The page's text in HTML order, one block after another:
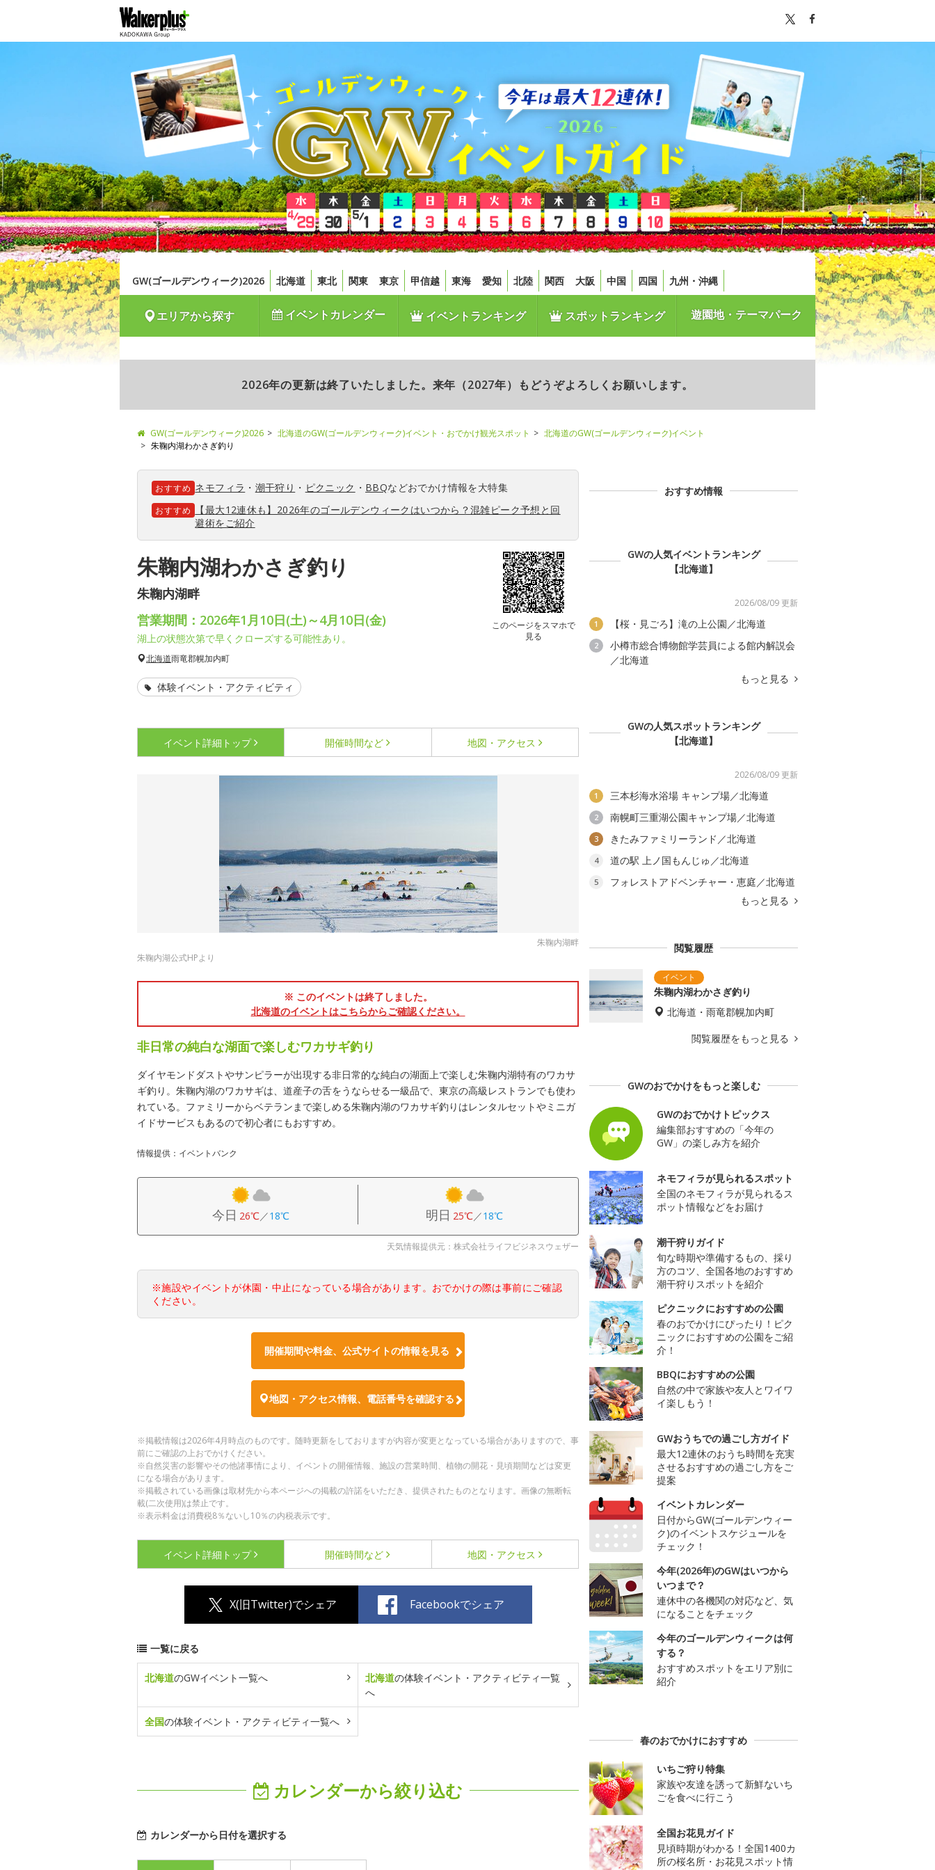
GW(ゴールデンウィーク)2026 北海道 東北 関東 東京 甲信越 東海 愛知 北陸 関西 大阪 中国 四国 九州・沖縄
エリアから探す イベントカレンダー イベントランキング スポットランキング 遊園地・テーマパーク
2026年の更新は終了いたしました。来年（2027年）もどうぞよろしくお願いします。
GW(ゴールデンウィーク)2026 北海道のGW(ゴールデンウィーク)イベント・おでかけ観光スポット
北海道のGW(ゴールデンウィーク)イベント
朱鞠内湖わかさぎ釣り
おすすめ ネモフィラ ・ 潮干狩り ・ ピクニック ・ BBQなどおでかけ情報を大特集
おすすめ
【最大12連休も】2026年のゴールデンウィークはいつから？混雑ピーク予想と回
避術をご紹介
朱鞠内湖わかさぎ釣り
朱鞠内湖畔
このページをスマホで
見る
営業期間：2026年1月10日(土)～4月10日(金)
湖上の状態次第で早くクローズする可能性あり。
北海道雨竜郡幌加内町
体験イベント・アクティビティ
イベント詳細 トップ 開催時間など 地図・アクセス
朱鞠内湖畔
朱鞠内湖公式HPより
※ このイベントは終了しました。
北海道のイベントはこちらからご確認ください。
非日常の純白な湖面で楽しむワカサギ釣り
ダイヤモンドダストやサンピラーが出現する非日常的な純白の湖面上で楽しむ朱鞠内湖特有のワカサ
ギ釣り。朱鞠内湖のワカサギは、道産子の舌をうならせる一級品で、東京の高級レストランでも使わ
れている。ファミリーからベテランまで楽しめる朱鞠内湖のワカサギ釣りはレンタルセットやミニガ
イドサービスもあるので初心者にもおすすめ。
情報提供：イベントバンク
今日 26℃／18℃ 明日 25℃／18℃
天気情報提供元：株式会社ライフビジネスウェザー
※施設やイベントが休園・中止になっている場合があります。おでかけの際は事前にご確認
ください。
開催期間や料金、公式サイトの情報を見る
地図・アクセス情報、電話番号を確認する
※掲載情報は2026年4月時点のものです。随時更新をしておりますが内容が変更となっている場合がありますので、事
前にご確認の上おでかけください。
※自然災害の影響やその他諸事情により、イベントの開催情報、施設の営業時間、植物の開花・見頃期間などは変更
になる場合があります。
※掲載されている画像は取材先から本ページへの掲載の許諾をいただき、提供されたものとなります。画像の無断転
載(二次使用)は禁止です。
※表示料金は消費税8％ないし10％の内税表示です。
イベント詳細 トップ 開催時間など 地図・アクセス
X(旧Twitter)でシェア Facebookでシェア
一覧に戻る
北海道のGWイベント一覧へ 北海道の体験イベント・アクティビティ一覧
へ
全国の体験イベント・アクティビティ一覧へ
カレンダーから絞り込む
カレンダーから日付を選択する
おすすめ情報
GWの人気イベントランキング
【北海道】
2026/08/09 更新
1 【桜・見ごろ】滝の上公園／北海道
2
小樽市総合博物館学芸員による館内解説会
／北海道
もっと見る
GWの人気スポットランキング
【北海道】
2026/08/09 更新
1 三本杉海水浴場 キャンプ場／北海道
2 南幌町三重湖公園キャンプ場／北海道
3 きたみファミリーランド／北海道
4 道の駅 上ノ国もんじゅ／北海道
5
フォレストアドベンチャー・恵庭／北海道
もっと見る
閲覧履歴
朱鞠内湖わかさぎ釣り
北海道・雨竜郡幌加内町
閲覧履歴をもっと見る
GWのおでかけをもっと楽しむ
GWのおでかけトピックス
編集部おすすめの「今年の
GW」の楽しみ方を紹介
ネモフィラが見られるスポット
全国のネモフィラが見られるス
ポット情報などをお届け
潮干狩りガイド
旬な時期や準備するもの、採り
方のコツ、全国各地のおすすめ
潮干狩りスポットを紹介
ピクニックにおすすめの公園
春のおでかけにぴったり！ピク
ニックにおすすめの公園をご紹
介！
BBQにおすすめの公園
自然の中で家族や友人とワイワ
イ楽しもう！
GWおうちでの過ごし方ガイド
最大12連休のおうち時間を充実
させるおすすめの過ごし方をご
提案
イベントカレンダー
日付からGW(ゴールデンウィー
ク)のイベントスケジュールを
チェック！
今年(2026年)のGWはいつから
いつまで？
連休中の各機関の対応など、気
になることをチェック
今年のゴールデンウィークは何
する？
おすすめスポットをエリア別に
紹介
春のおでかけにおすすめ
いちご狩り特集
家族や友達を誘って新鮮ないち
ごを食べに行こう
全国お花見ガイド
見頃時期がわかる！全国1400カ
所の桜名所・お花見スポット情